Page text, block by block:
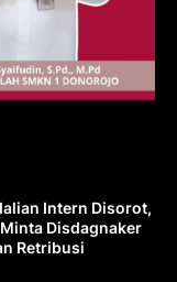
Intern Disorot,
Disdagnaker
Retribusi